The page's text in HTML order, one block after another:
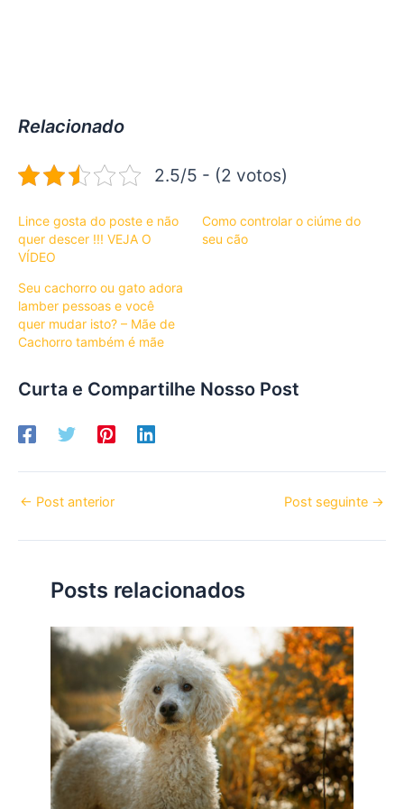
Relacionado
2.5/5 - (2 votos)
Lince gosta do poste e não
quer descer !!! VEJA O
VÍDEO
Como controlar o ciúme do
seu cão
Seu cachorro ou gato adora
lamber pessoas e você
quer mudar isto? – Mãe de
Cachorro também é mãe
Curta e Compartilhe Nosso Post
← Post anterior Post seguinte →
Posts relacionados